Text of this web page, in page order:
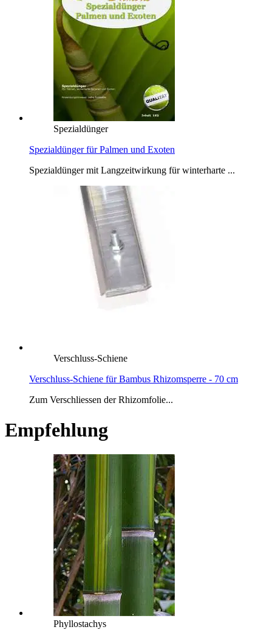
Spezialdünger
Spezialdünger für Palmen und Exoten
Spezialdünger mit Langzeitwirkung für winterharte ...
Verschluss-Schiene
Verschluss-Schiene für Bambus Rhizomsperre - 70 cm
Zum Verschliessen der Rhizomfolie...
Empfehlung
Phyllostachys